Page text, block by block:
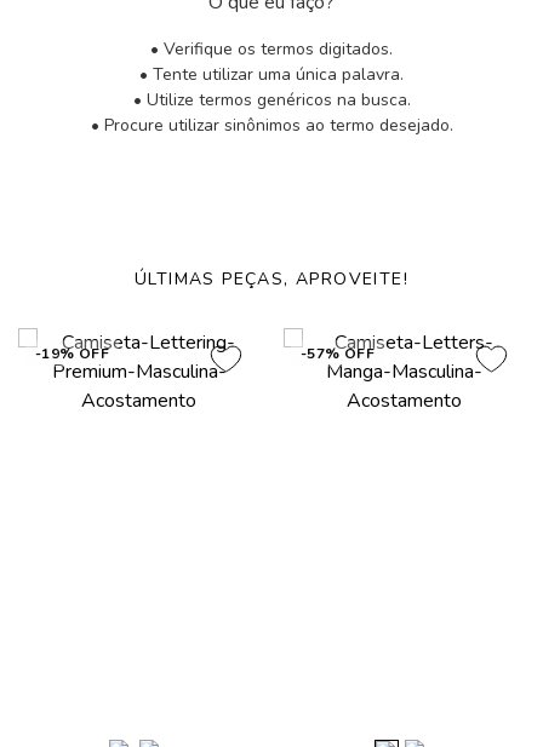
• Verifique os termos digitados.
• Tente utilizar uma única palavra.
• Utilize termos genéricos na busca.
• Procure utilizar sinônimos ao termo desejado.
ÚLTIMAS PEÇAS, APROVEITE!
-19% OFF -57% OFF